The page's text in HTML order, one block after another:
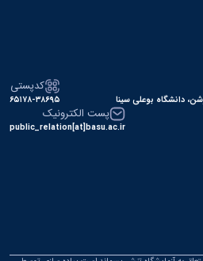
دانشگاه بوعلی سینا
کدپستی
۶۵۱۷۸-۳۸۶۹۵
پست الکترونیک
public_relation[at]basu.ac.ir